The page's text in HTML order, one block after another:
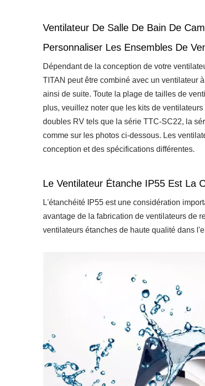
Ventilateur De Salle De Bain De
Personnaliser Les Ensembles De
Dépendant de la conception de votre
TITAN peut être combiné avec un ventilateur
ainsi de suite. Toute la plage de tailles de
plus, veuillez noter que les kits de
doubles RV tels que la série TTC-SC22, la
comme sur les photos ci-dessous. Les
conception et des spécifications différentes.
Le Ventilateur Étanche IP55 Est La
L'étanchéité IP55 est une considération
avantage de la fabrication de ventilateurs de
ventilateurs étanches de haute qualité dans
Ventilateur De Réfrigérateur
RV